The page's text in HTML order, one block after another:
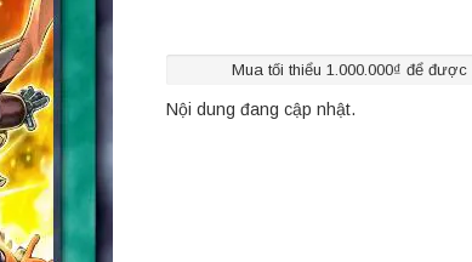
Mua tối thiểu 1.000.000₫ để được
Nội dung đang cập nhật.